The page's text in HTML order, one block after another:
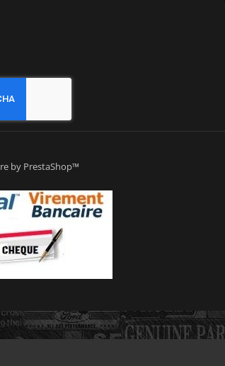
by PrestaShop™